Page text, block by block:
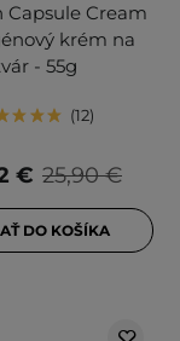
Capsule Cream
krém na
- 55g
12
25,90 €
€
DO KOŠÍKA